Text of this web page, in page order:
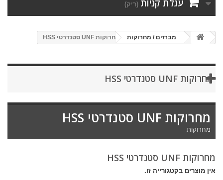
עגלת קניות (ריק)
מברזים / מחרוקות מחרוקות UNF סטנדרטי HSS
מחרוקות UNF סטנדרטי HSS
מחרוקות UNF סטנדרטי HSS
מחרוקות
מחרוקות UNF סטנדרטי HSS
אין מוצרים בקטגורייה זו.